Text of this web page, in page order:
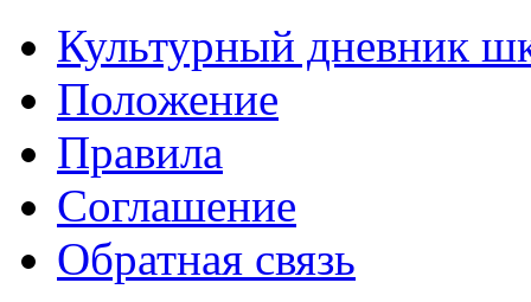
Культурный дневник
Положение
Правила
Соглашение
Обратная связь